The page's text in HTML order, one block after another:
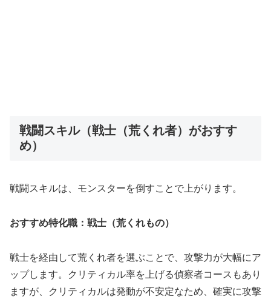
戦闘スキル（戦士（荒くれ者）がおすす
め）
戦闘スキルは、モンスターを倒すことで上がります。
おすすめ特化職：戦士（荒くれもの）
戦士を経由して荒くれ者を選ぶことで、攻撃力が大幅にア
ップします。クリティカル率を上げる偵察者コースもあり
ますが、クリティカルは発動が不安定なため、確実に攻撃